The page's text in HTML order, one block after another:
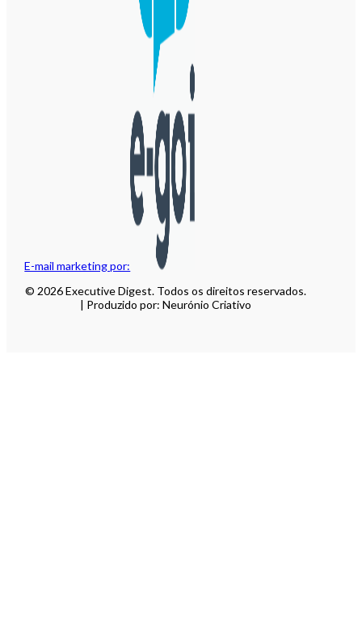
E-mail marketing por:
© 2026 Executive Digest. Todos os direitos reservados.
| Produzido por: Neurónio Criativo